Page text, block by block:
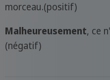
morceau.(positif)
Malheureusement, ce
(négatif)